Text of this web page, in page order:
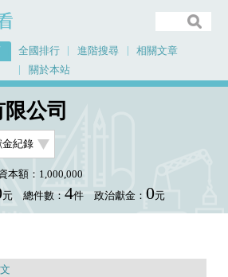
全國排行 進階搜尋
相關文章
關於本站
公司
本額：1,000,000
元 總件數： 4件 政治獻金： 0元